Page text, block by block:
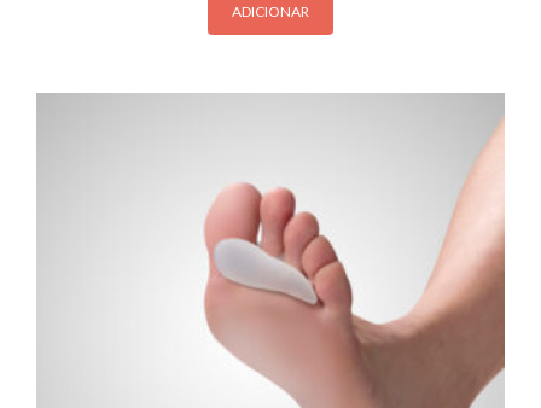
ADICIONAR